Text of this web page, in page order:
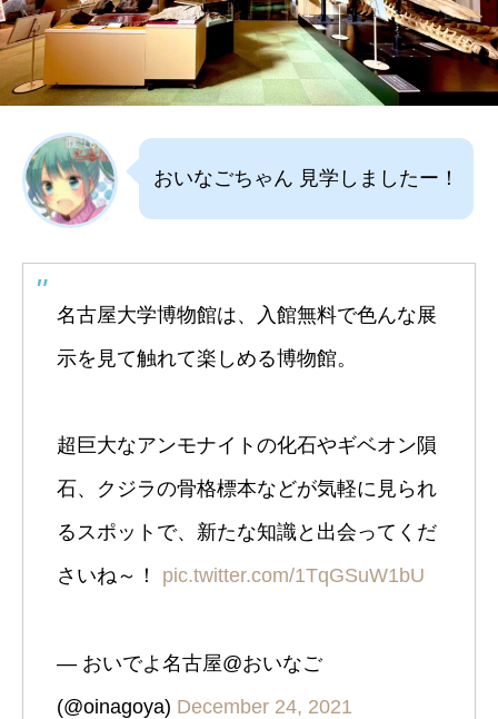
おいなごちゃん 見学しましたー！
名古屋大学博物館は、入館無料で色んな展
示を見て触れて楽しめる博物館。
超巨大なアンモナイトの化石やギベオン隕
石、クジラの骨格標本などが気軽に見られ
るスポットで、新たな知識と出会ってくだ
さいね～！ pic.twitter.com/1TqGSuW1bU
— おいでよ名古屋@おいなご
(@oinagoya) December 24, 2021